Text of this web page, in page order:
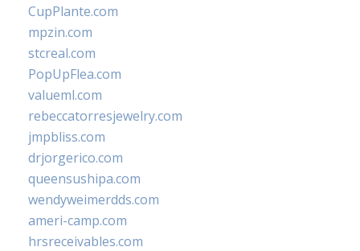
CupPlante.com
mpzin.com
stcreal.com
PopUpFlea.com
valueml.com
rebeccatorresjewelry.com
jmpbliss.com
drjorgerico.com
queensushipa.com
wendyweimerdds.com
ameri-camp.com
hrsreceivables.com